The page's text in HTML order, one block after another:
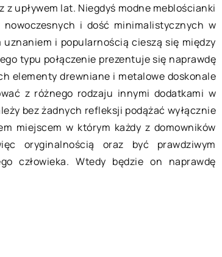
upływem lat. Niegdyś modne meblościanki
i dość minimalistycznych w
i popularnością cieszą się między
typu połączenie prezentuje się naprawdę
elementy drewniane i metalowe doskonale
z różnego rodzaju innymi dodatkami w
bez żadnych refleksji podążać wyłącznie
miejscem w którym każdy z domowników
oryginalnością oraz być prawdziwym
człowieka. Wtedy będzie on naprawdę
Jakie elementy wpływają na dobrą
reklamę?
Reklama jest dźwignią handlu, jak
określa znane polskie powiedzenie.
Jest w tym dużo prawdy, ponieważ
odpowiednie wykreowanie marki
[…]